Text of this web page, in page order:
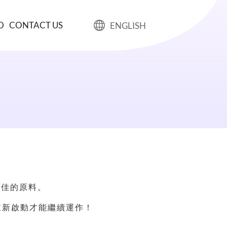
CONTACT US ENGLISH
的原料。
啟動才能繼續運作！